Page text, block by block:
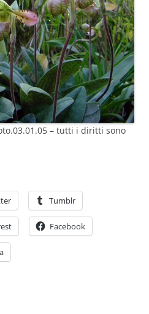
– tutti i diritti sono
Tumblr
Facebook